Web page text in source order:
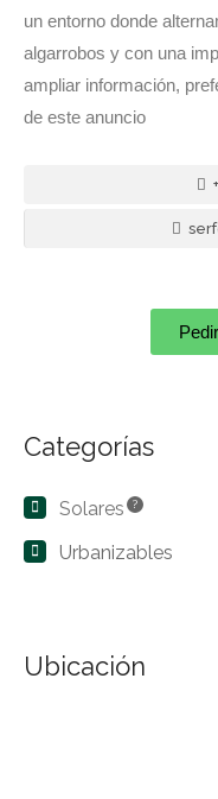
un entorno donde
algarrobos y con una
ampliar información,
de este anuncio
Categorías
Solares ?
Urbanizables
Ubicación